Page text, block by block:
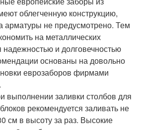
облегченную конструкцию,
арматуры не предусмотрено. Тем
на металлических
надежностью и долговечностью
основаны на довольно
еврозаборов фирмами
выполнении заливки столбов для
рекомендуется заливать не
см в высоту за раз. Высокие